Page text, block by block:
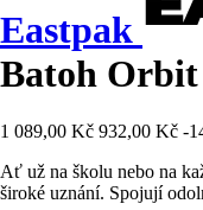
Eastpak
Batoh Orbit
1 089,00 Kč 932,00 Kč -
Ať už na školu nebo na
široké uznání. Spojují